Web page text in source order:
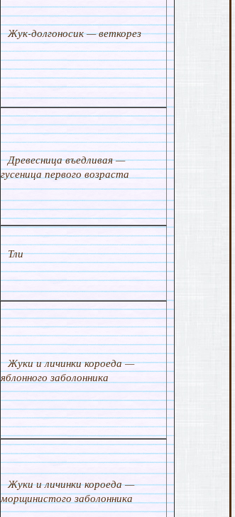
Жук-долгоносик — веткорез
Древесница въедливая —
гусеница первого возраста
Тли
Жуки и личинки короеда —
яблонного заболонника
Жуки и личинки короеда —
морщинистого заболонника